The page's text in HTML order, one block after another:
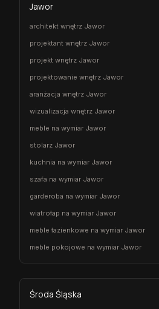
Jawor
architekt wnętrz Jawor
projektant wnętrz Jawor
projekt wnętrz Jawor
projektowanie wnętrz Jawor
aranżacja wnętrz Jawor
wizualizacja wnętrz Jawor
meble na wymiar Jawor
stolarz Jawor
kuchnia na wymiar Jawor
szafa na wymiar Jawor
garderoba na wymiar Jawor
wiatrołap na wymiar Jawor
meble łazienkowe na wymiar Jawor
meble pokojowe na wymiar Jawor
Środa Śląska